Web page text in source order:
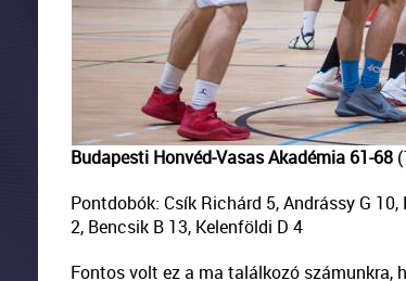
Budapesti Honvéd-Vasas Akadémia 61-68
Pontdobók: Csík Richárd 5, Andrássy G
2, Bencsik B 13, Kelenföldi D 4
Fontos volt ez a ma találkozó számunkra,